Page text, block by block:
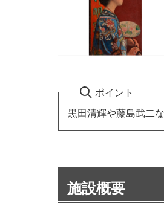
ポイント
黒田清輝や藤島武二
施設概要